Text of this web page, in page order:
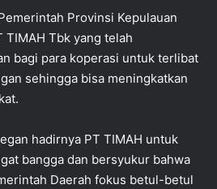
Provinsi Kepulauan
TIMAH Tbk yang telah
bagi para koperasi untuk terlibat
sehingga bisa meningkatkan
hadirnya PT TIMAH untuk
bangga dan bersyukur bahwa
Daerah fokus betul-betul